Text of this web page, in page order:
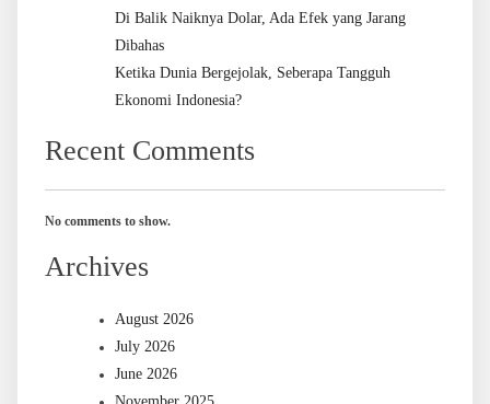
Di Balik Naiknya Dolar, Ada Efek yang Jarang
Dibahas
Ketika Dunia Bergejolak, Seberapa Tangguh
Ekonomi Indonesia?
Recent Comments
No comments to show.
Archives
August 2026
July 2026
June 2026